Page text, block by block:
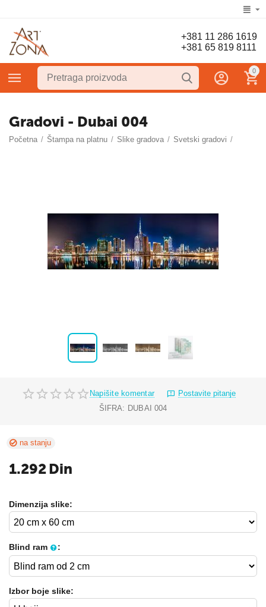
+381 11 286 1619
+381 65 819 8111
0
Gradovi - Dubai 004
Početna / Štampa na platnu / Slike gradova / Svetski gradovi /
Napišite komentar
Postavite pitanje
ŠIFRA: DUBAI 004
na stanju
1.292Din
Dimenzija slike:
Blind ram :
Izbor boje slike: